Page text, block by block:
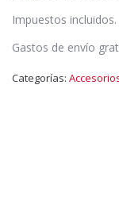
Impuestos incluidos.
Gastos de envío
Categorías: